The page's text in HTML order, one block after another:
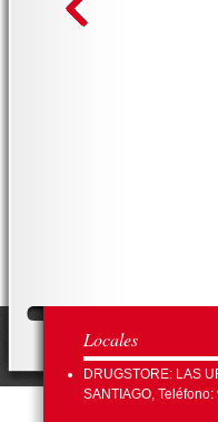
Locales
DRUGSTORE: LAS
SANTIAGO,